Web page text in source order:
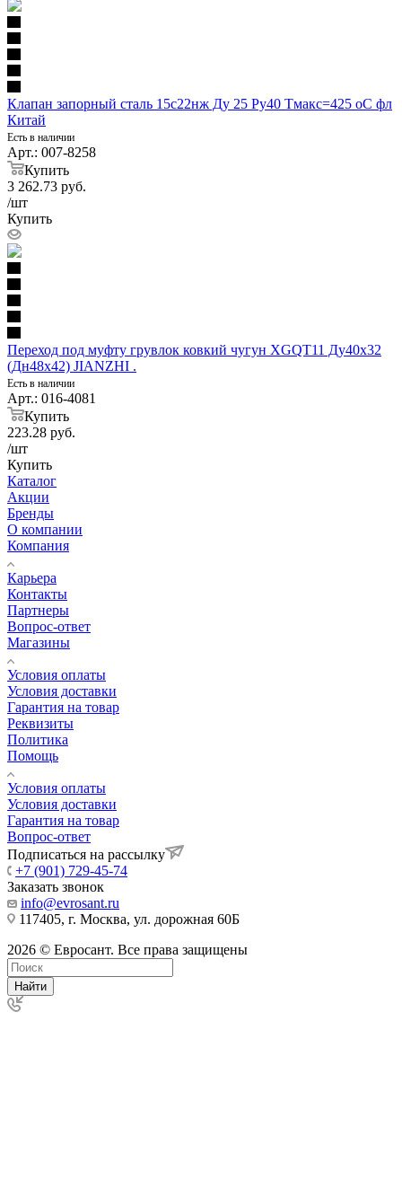
Клапан запорный сталь 15с22нж Ду 25 Ру40 Тмакс=425 оС фл
Китай
Есть в наличии
Арт.: 007-8258
Купить
3 262.73 руб.
/шт
Купить
Переход под муфту грувлок ковкий чугун XGQT11 Ду40х32
(Дн48х42) JIANZHI .
Есть в наличии
Арт.: 016-4081
Купить
223.28 руб.
/шт
Купить
Каталог
Акции
Бренды
О компании
Компания
Карьера
Контакты
Партнеры
Вопрос-ответ
Магазины
Условия оплаты
Условия доставки
Гарантия на товар
Реквизиты
Политика
Помощь
Условия оплаты
Условия доставки
Гарантия на товар
Вопрос-ответ
Подписаться на рассылку
+7 (901) 729-45-74
Заказать звонок
info@evrosant.ru
117405, г. Москва, ул. дорожная 60Б
2026 © Евросант. Все права защищены
Найти